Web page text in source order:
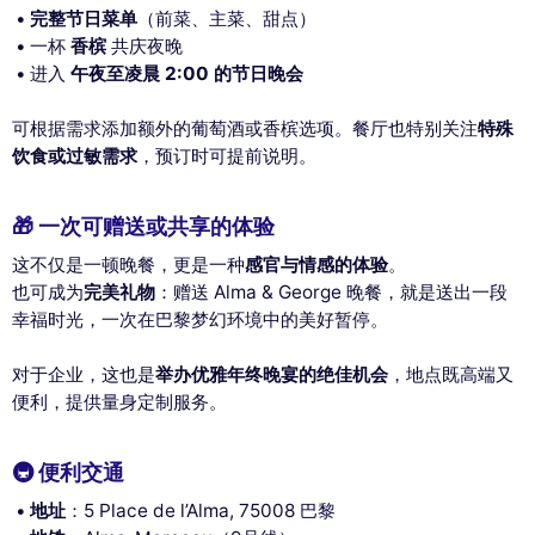
完整节日菜单 （前菜、主菜、甜点）
一杯香槟 共庆夜晚
进入午夜至凌晨 2:00 的节日晚会
可根据需求添加额外的葡萄酒或香槟选项。餐厅也特别关注特殊
饮食或过敏需求，预订时可提前说明。
🎁 一次可赠送或共享的体验
这不仅是一顿晚餐，更是一种感官与情感的体验。
也可成为完美礼物 ：赠送 Alma & George 晚餐，就是送出一段
幸福时光，一次在巴黎梦幻环境中的美好暂停。
对于企业，这也是举办优雅年终晚宴的绝佳机会，地点既高端又
便利，提供量身定制服务。
🚇 便利交通
地址 ：5 Place de l’Alma, 75008 巴黎